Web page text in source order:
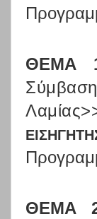
ΘΕΜΑ
ΘΕΜΑ